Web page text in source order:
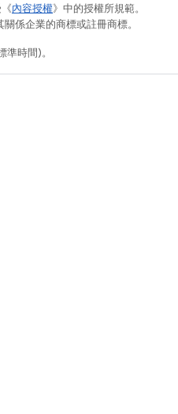
內容授權》中的授權所規範。
係企業的商標或註冊商標。
時間)。